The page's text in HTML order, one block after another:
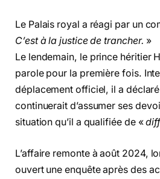
Le Palais royal a réagi par un
C’est à la justice de trancher. »
Le lendemain, le prince héritier
parole pour la première fois.
déplacement officiel, il a
continuerait d’assumer ses
situation qu’il a qualifiée de «
L’affaire remonte à août 2024,
ouvert une enquête après des